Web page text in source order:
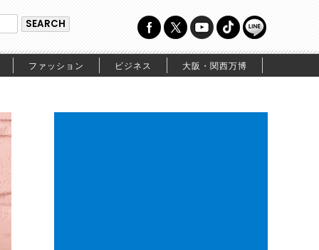
ファッション ビジネス 大阪・関西万博